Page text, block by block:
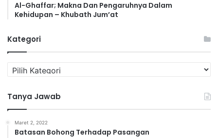
Al-Ghaffar; Makna Dan Pengaruhnya Dalam
Kehidupan – Khubath Jum’at
Kategori
a
e
g
Tanya Jawab
Maret 2, 2022
Batasan Bohong Terhadap Pasangan